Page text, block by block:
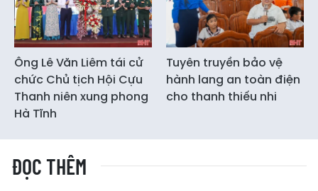
Ông Lê Văn Liêm tái cử
chức Chủ tịch Hội Cựu
Thanh niên xung phong
Hà Tĩnh
Tuyên truyền bảo vệ
hành lang an toàn điện
cho thanh thiếu nhi
ĐỌC THÊM